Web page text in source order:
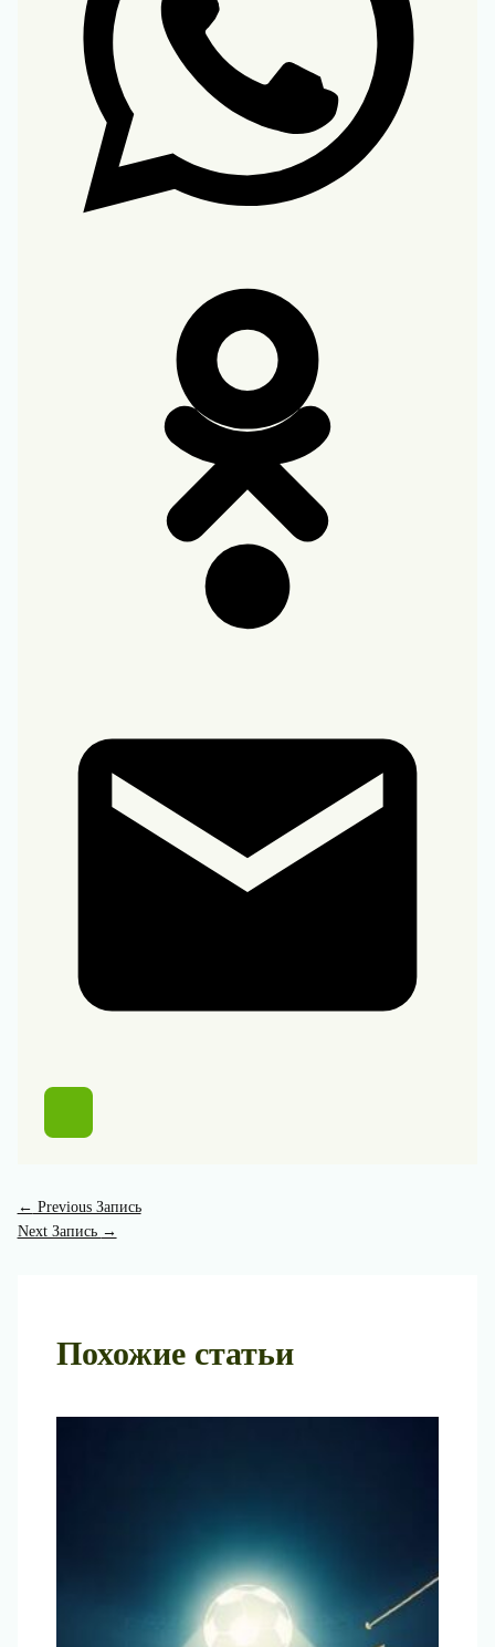
← Previous Запись
Next Запись →
Похожие статьи